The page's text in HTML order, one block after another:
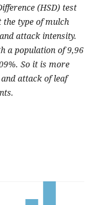
(HSD) test
the type of mulch
attack intensity.
a population of 9,96
So it is more
attack of leaf